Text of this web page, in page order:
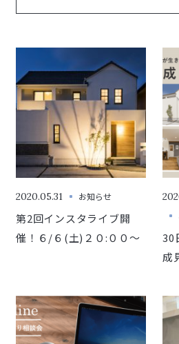
2020.05.31 お知らせ
第2回インスタライブ開
催！６/６(土)２０:００～
30
成